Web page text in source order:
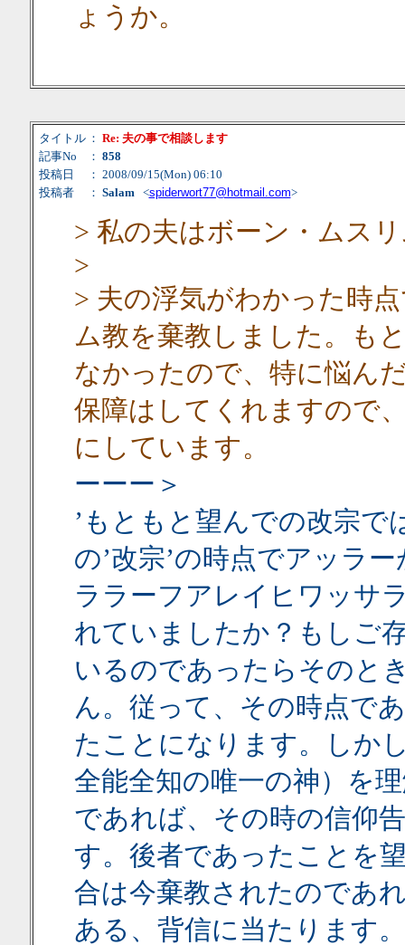
ょうか。
タイトル ： Re: 夫の事で相談します
記事No
： 858
投稿日
： 2008/09/15(Mon) 06:10
投稿者
： Salam<spiderwort77@hotmail.com>
> 私の夫はボーン・ムス
>
> 夫の浮気がわかった時
ム教を棄教しました。も
なかったので、特に悩ん
保障はしてくれますので
にしています。
ーーー＞
’もともと望んでの改宗で
の’改宗’の時点でアッラ
ララーフアレイヒワッサ
れていましたか？もしご
いるのであったらそのと
ん。従って、その時点で
たことになります。しか
全能全知の唯一の神）を
であれば、その時の信仰
す。後者であったことを
合は今棄教されたのであ
ある、背信に当たります。